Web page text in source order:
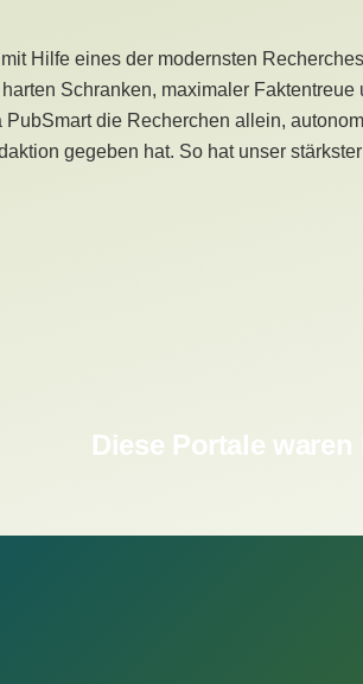
Hilfe eines der modernsten
Schranken, maximaler
die Recherchen allein,
gegeben hat. So hat unser
Diese Portale waren